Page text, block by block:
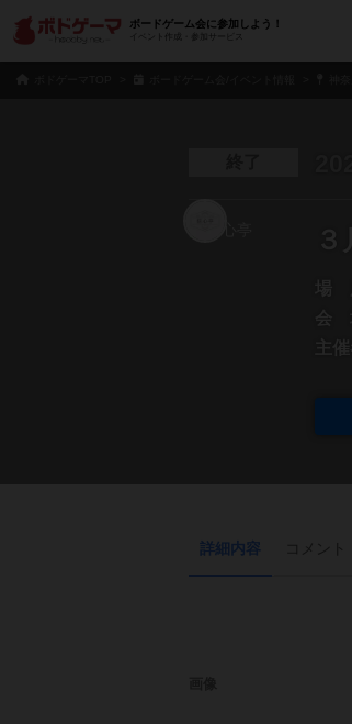
ボードゲーム会に参加しよう！
イベント作成・参加サービス
場
会
主催
詳細内容